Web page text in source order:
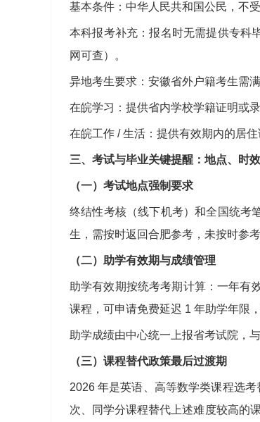
基本条件：中华人民共和国公民，不
本科报考补充：报名时无需提供专科
网可查）。
异地考生要求：安徽省外户籍考生需
在皖学习：提供省内学校学籍证明或录
在皖工作 / 生活：提供有效期内的居
三、考试与毕业关键提醒：地点、时
（一）考试地点强制要求
终结性考核（线下机考）和全国统考
生，需按时返回合肥参考，未按时参
（二）助学有效期与成绩管理
助学有效期按统考考期计算：一年有
课程，可申请免费延迟 1 年助学年限
助学成绩由中心统一上报省考试院，
（三）课程替代政策最后过渡期
2026 年是英语、高等数学类课程选
次、同学分课程替代上述难度较高的